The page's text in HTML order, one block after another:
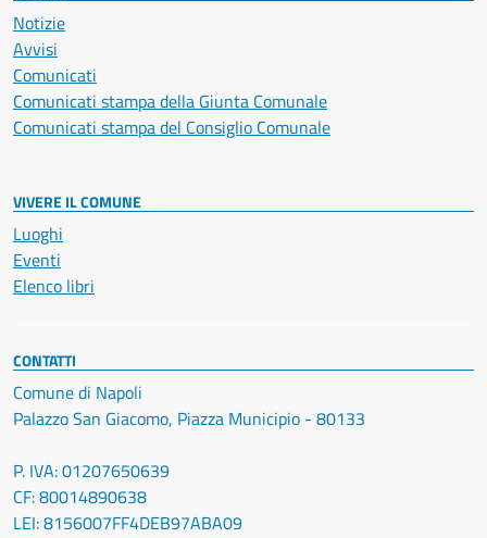
Notizie
Avvisi
Comunicati
Comunicati stampa della Giunta Comunale
Comunicati stampa del Consiglio Comunale
VIVERE IL COMUNE
Luoghi
Eventi
Elenco libri
CONTATTI
Comune di Napoli
Palazzo San Giacomo, Piazza Municipio - 80133
P. IVA: 01207650639
CF: 80014890638
LEI: 8156007FF4DEB97ABA09